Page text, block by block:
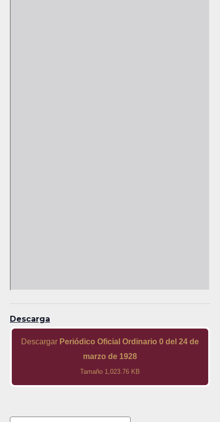
Descarga
Descargar Periódico Oficial Ordinario 0 del 24 de
marzo de 1928
Tamaño 1,023.76 KB